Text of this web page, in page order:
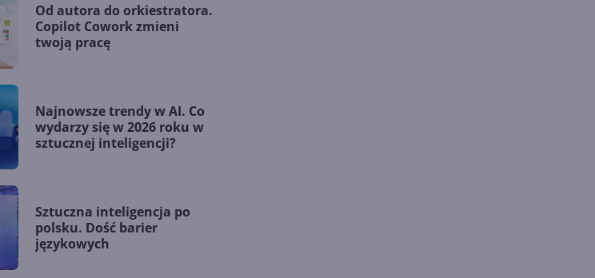
Od autora do orkiestratora.
Copilot Cowork zmieni
twoją pracę
Najnowsze trendy w AI. Co
wydarzy się w 2026 roku w
sztucznej inteligencji?
Sztuczna inteligencja po
polsku. Dość barier
językowych